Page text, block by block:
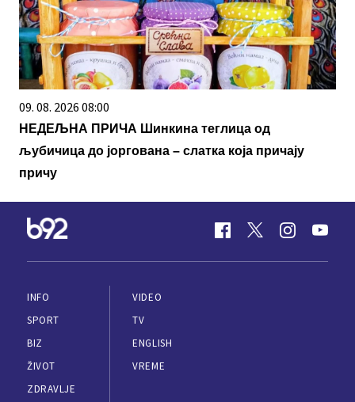
09. 08. 2026 08:00
НЕДЕЉНА ПРИЧА Шинкина теглица од
љубичица до јоргована – слатка која причају
причу
INFO
SPORT
BIZ
ŽIVOT
ZDRAVLJE
VIDEO
TV
ENGLISH
VREME